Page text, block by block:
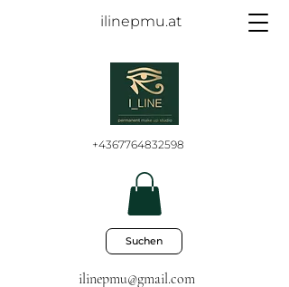
ilinepmu.at
ilinepmu@gmail.com
Suchen
+4367764832598